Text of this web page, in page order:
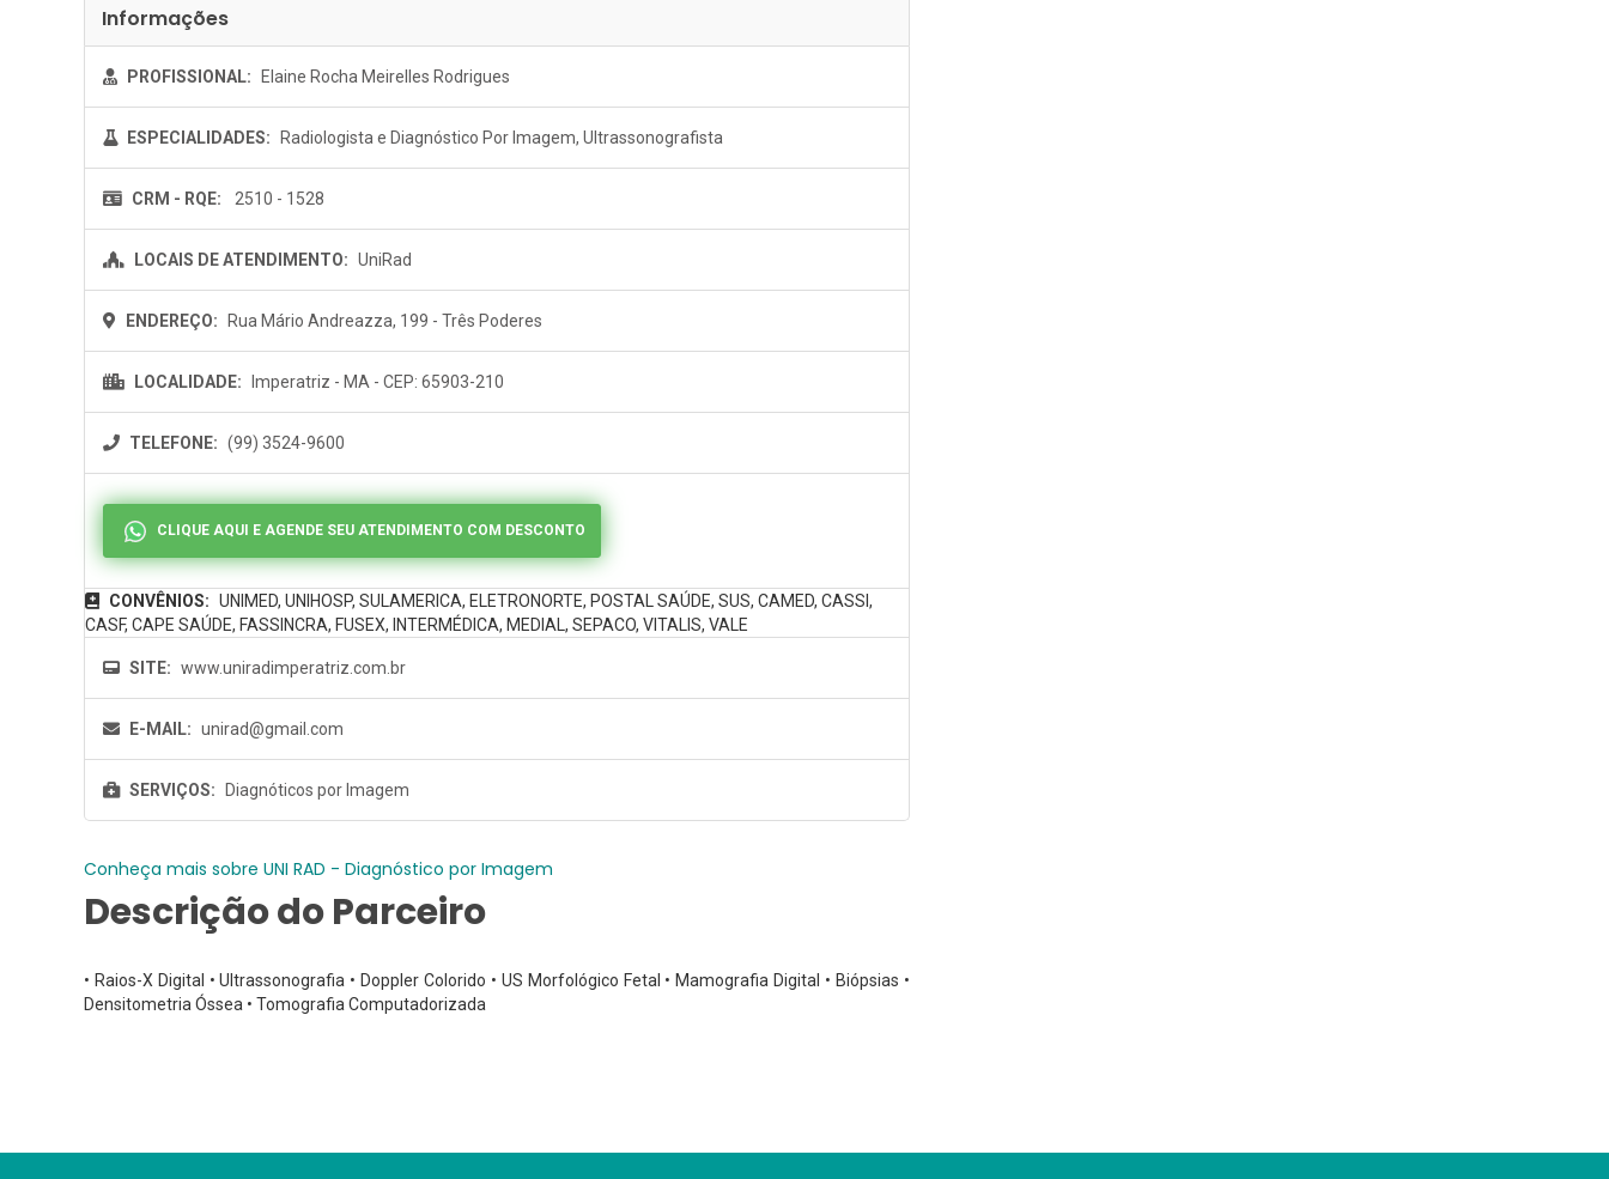
Informações
PROFISSIONAL: Elaine Rocha Meirelles Rodrigues
ESPECIALIDADES: Radiologista e Diagnóstico Por Imagem, Ultrassonografista
CRM - RQE: 2510 - 1528
LOCAIS DE ATENDIMENTO: UniRad
ENDEREÇO: Rua Mário Andreazza, 199 - Três Poderes
LOCALIDADE: Imperatriz - MA - CEP: 65903-210
TELEFONE: (99) 3524-9600
CLIQUE AQUI E AGENDE SEU ATENDIMENTO COM DESCONTO
CONVÊNIOS: UNIMED, UNIHOSP, SULAMERICA, ELETRONORTE, POSTAL SAÚDE, SUS, CAMED, CASSI,
CASF, CAPE SAÚDE, FASSINCRA, FUSEX, INTERMÉDICA, MEDIAL, SEPACO, VITALIS, VALE
SITE: www.uniradimperatriz.com.br
E-MAIL: unirad@gmail.com
SERVIÇOS: Diagnóticos por Imagem
Conheça mais sobre UNI RAD - Diagnóstico por Imagem
Descrição do Parceiro
• Raios-X Digital • Ultrassonografia • Doppler Colorido • US Morfológico Fetal • Mamografia Digital • Biópsias •
Densitometria Óssea • Tomografia Computadorizada